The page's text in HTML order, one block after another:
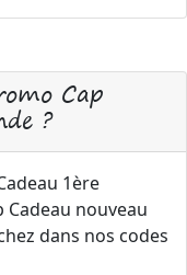
Cap
?
1ère
nouveau
dans nos codes